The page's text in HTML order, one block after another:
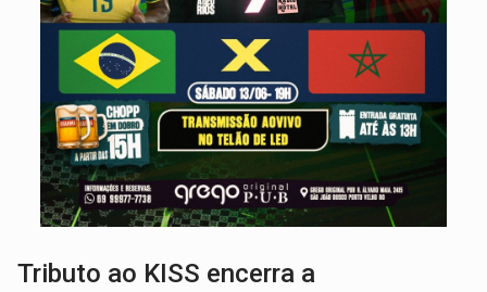
Tributo ao KISS encerra a